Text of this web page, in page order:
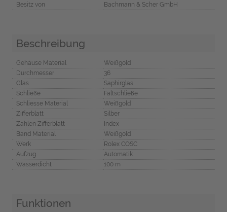
Besitz von
Bachmann & Scher GmbH
Beschreibung
Gehäuse Material
Weißgold
Durchmesser
36
Glas
Saphirglas
Schließe
Faltschließe
Schliesse Material
Weißgold
Zifferblatt
Silber
Zahlen Zifferblatt
Index
Band Material
Weißgold
Werk
Rolex COSC
Aufzug
Automatik
Wasserdicht
100 m
Funktionen